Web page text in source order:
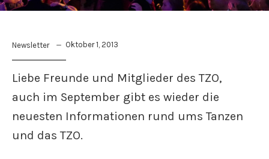
Newsletter Oktober 1, 2013
Liebe Freunde und Mitglieder des TZO,
auch im September gibt es wieder die
neuesten Informationen rund ums Tanzen
und das TZO.